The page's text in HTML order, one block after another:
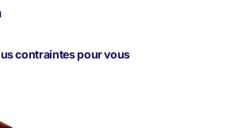
contraintes pour vous